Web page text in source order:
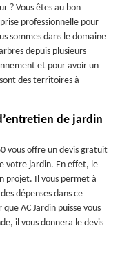
? Vous êtes au bon
professionnelle pour
sommes dans le domaine
depuis plusieurs
et pour avoir un
des territoires à
de jardin
vous offre un devis gratuit
votre jardin. En effet, le
projet. Il vous permet à
dépenses dans ce
AC Jardin puisse vous
il vous donnera le devis